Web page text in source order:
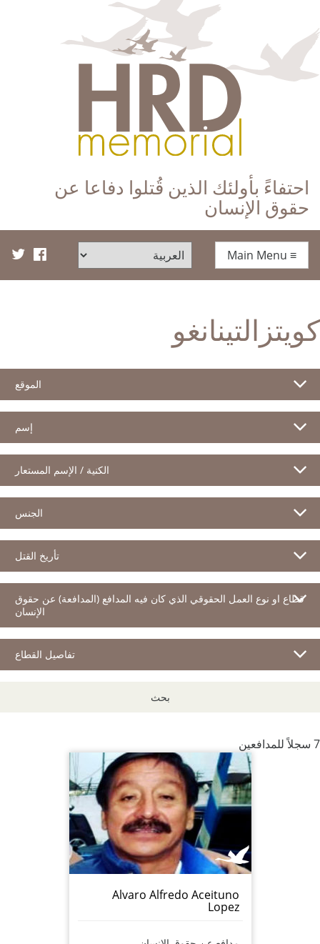
HRD Memorial – العَرَبِيَّة‎‎
احتفاءً بأولئك الذين قُتلوا دفاعا عن
حقوق الإنسان
≡
كويتزالتينانغو
الموقع
إسم
الكنية / الإسم المستعار
الجنس
تأريخ القتل
قطاع او نوع العمل الحقوقي الذي كان فيه المدافع (المدافعة) عن حقوق
الإنسان
تفاصيل القطاع
بحث
7 سجلاً للمدافعين
Alvaro Alfredo Aceituno
Lopez